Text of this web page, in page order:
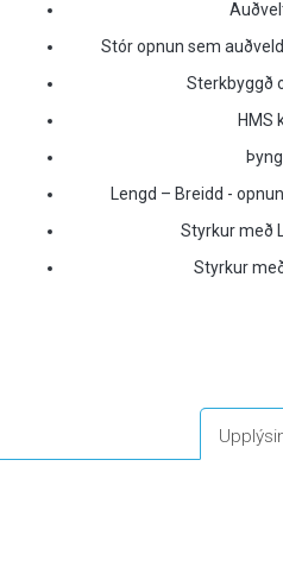
Stór opnun sem
Sterkbyggð
HMS
Lengd – Breidd -
Styrkur með
Styrkur